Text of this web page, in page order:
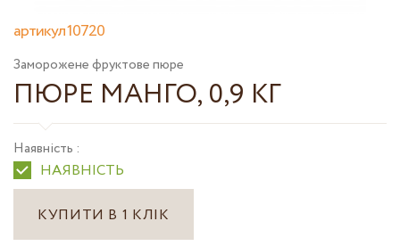
артикул 10720
Заморожене фруктове пюре
ПЮРЕ МАНГО, 0,9 КГ
Наявність :
НАЯВНІСТЬ
КУПИТИ В 1 КЛІК